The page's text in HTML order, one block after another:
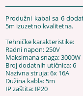
Produžni kabal sa 6
5m izuzetno kvalitetna.
Tehničke karakteristike:
Radni napon: 250V
Maksimana snaga: 3000W
Broj dodatnih utičnica: 6
Nazivna struja: 6x 16A
Dužina kabla: 5m
IP zaštita: IP20